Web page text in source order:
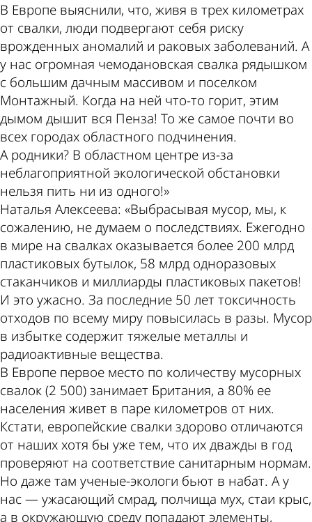
В Европе выяснили, что, живя в трех километрах
от свалки, люди подвергают себя риску
врожденных аномалий и раковых заболеваний. А
у нас огромная чемодановская свалка рядышком
с большим дачным массивом и поселком
Монтажный. Когда на ней что-то горит, этим
дымом дышит вся Пенза! То же самое почти во
всех городах областного подчинения.
А родники? В областном центре из-за
неблагоприятной экологической обстановки
нельзя пить ни из одного!»
Наталья Алексеева: «Выбрасывая мусор, мы, к
сожалению, не думаем о последствиях. Ежегодно
в мире на свалках оказывается более 200 млрд
пластиковых бутылок, 58 млрд одноразовых
стаканчиков и миллиарды пластиковых пакетов!
И это ужасно. За последние 50 лет токсичность
отходов по всему миру повысилась в разы. Мусор
в избытке содержит тяжелые металлы и
радиоактивные вещества.
В Европе первое место по количеству мусорных
свалок (2 500) занимает Британия, а 80% ее
населения живет в паре километров от них.
Кстати, европейские свалки здорово отличаются
от наших хотя бы уже тем, что их дважды в год
проверяют на соответствие санитарным нормам.
Но даже там ученые-экологи бьют в набат. А у
нас — ужасающий смрад, полчища мух, стаи крыс,
а в окружающую среду попадают элементы,